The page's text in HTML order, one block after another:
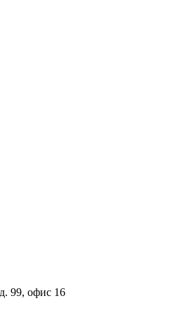
99, офис 16